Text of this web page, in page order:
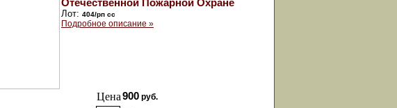
Отечественной Пожарной Охране
Лот: 404/рп сс
Подробное описание »
Цена900 руб.